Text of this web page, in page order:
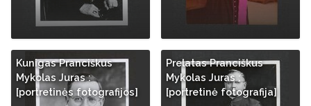
Kunigas Pranciškus
Mykolas Juras :
[portretinės fotografijos]
Prelatas Pranciškus
Mykolas Juras :
[portretinė fotografija]